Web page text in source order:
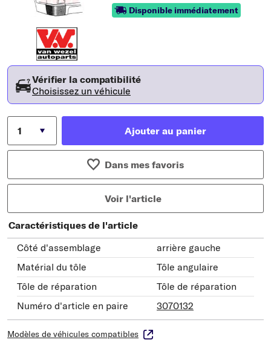
Disponible immédiatement
Vérifier la compatibilité
Choisissez un véhicule
Ajouter au panier
Dans mes favoris
Voir l'article
Caractéristiques de l'article
Côté d'assemblage
arrière gauche
Matérial du tôle
Tôle angulaire
Tôle de réparation
Tôle de réparation
Numéro d'article en paire
3070132
Modèles de véhicules compatibles